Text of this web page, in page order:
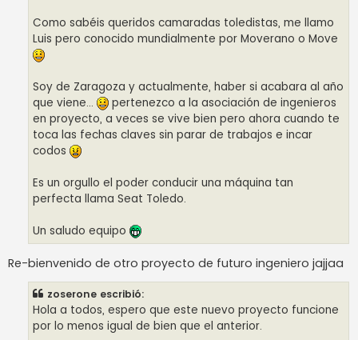
Como sabéis queridos camaradas toledistas, me llamo
Luis pero conocido mundialmente por Moverano o Move
Soy de Zaragoza y actualmente, haber si acabara al año
que viene...
pertenezco a la asociación de ingenieros
en proyecto, a veces se vive bien pero ahora cuando te
toca las fechas claves sin parar de trabajos e incar
codos
Es un orgullo el poder conducir una máquina tan
perfecta llama Seat Toledo.
Un saludo equipo
Re-bienvenido de otro proyecto de futuro ingeniero jajjaa
zoserone escribió:
Hola a todos, espero que este nuevo proyecto funcione
por lo menos igual de bien que el anterior.